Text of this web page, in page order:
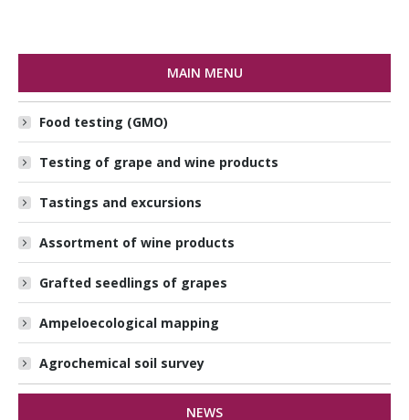
MAIN MENU
Food testing (GMO)
Testing of grape and wine products
Tastings and excursions
Assortment of wine products
Grafted seedlings of grapes
Ampeloecological mapping
Agrochemical soil survey
NEWS